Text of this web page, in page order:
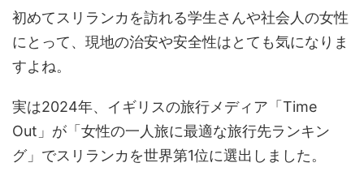
初めてスリランカを訪れる学生さんや社会人の女性
にとって、現地の治安や安全性はとても気になりま
すよね。
実は2024年、イギリスの旅行メディア「Time
Out」が「女性の一人旅に最適な旅行先ランキン
グ」でスリランカを世界第1位に選出しました。